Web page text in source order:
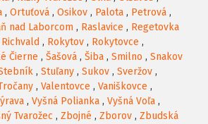
, Ortuťová , Osikov , Palota , Petrová ,
nad Laborcom , Raslavice , Regetovka
Richvald , Rokytov , Rokytovce ,
Čierne , Šašová , Šiba , Smilno , Snakov
, Stuľany , Sukov , Sveržov ,
, Valentovce , Vaniškovce ,
, Vyšná Polianka , Vyšná Voľa ,
Tvarožec , Zbojné , Zborov , Zbudská